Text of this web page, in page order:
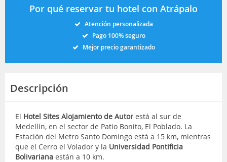
Por qué reservar tu hotel con Atrápalo
Atención personalizada
Pago 100% seguro
Mejor precio garantizado
Descripción
El Hotel Sites Alojamiento de Autor está al sur de
Medellín, en el sector de Patio Bonito, El Poblado. La
Estación del Metro Santo Domingo está a 15 km, mientras
que el Cerro el Volador y la Universidad Pontificia
Bolivariana están a 10 km.